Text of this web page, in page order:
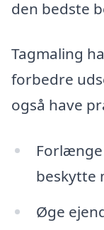
den bedste
Tagmaling
forbedre
også have
beskytte
Øge